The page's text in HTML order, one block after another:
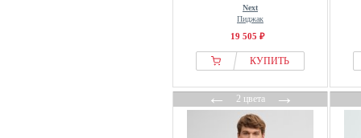
Next
Пиджак
19 505 ₽
КУПИТЬ
←2 цвета→